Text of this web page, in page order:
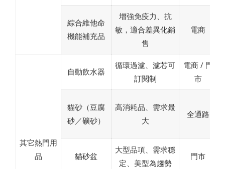
綜合維他命
機能補充品
增強免疫力、抗
敏，適合差異化銷
售
電商
其它熱門用
品
自動飲水器
循環過濾、濾芯可
訂閱制
電商 / 門
市
貓砂（豆腐
砂／礦砂）
高消耗品、需求最
大
全通路
貓砂盆
大型品項、需求穩
定、美型為趨勢
門市